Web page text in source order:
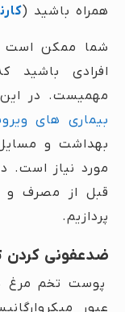
همراه باشید (
شما ممکن است
افرادی باشید
مهمیست. در
بیماری های
بهداشت و
مورد نیاز است.
قبل از مصرف و
پردازیم.
ضدعفونی کردن
پوست تخم مرغ
عبور